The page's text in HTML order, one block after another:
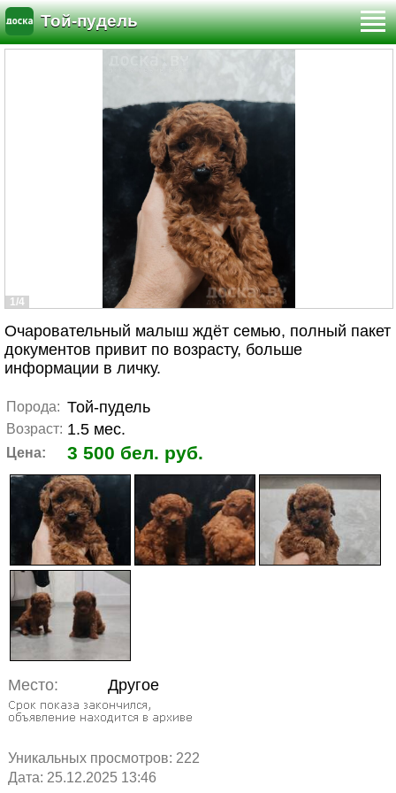
Той-пудель
1/4
Очаровательный малыш ждёт семью, полный пакет
документов привит по возрасту, больше
информации в личку.
Порода: Той-пудель
Возраст: 1.5 мес.
Цена: 3 500 бел. руб.
Место: Другое
Уникальных просмотров: 222
Дата: 25.12.2025 13:46